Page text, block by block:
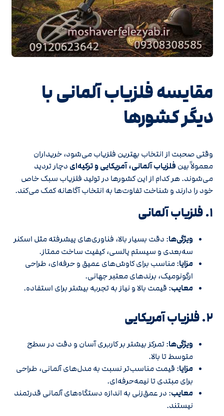
مقایسه فلزیاب آلمانی با
دیگر کشورها
وقتی صحبت از انتخاب بهترین فلزیاب می‌شود، خریداران
معمولاً بین فلزیاب آلمانی، آمریکایی و ترکیه‌ای دچار تردید
می‌شوند. هر کدام از این کشورها در تولید فلزیاب سبک خاص
خود را دارند و شناخت تفاوت‌ها به انتخاب آگاهانه کمک می‌کند.
۱. فلزیاب آلمانی
ویژگی‌ها: دقت بسیار بالا، فناوری‌های پیشرفته مثل اسکنر
سه‌بعدی و سیستم پالسی، کیفیت ساخت ممتاز.
مزایا: مناسب برای کاوش‌های عمیق و حرفه‌ای، طراحی
ارگونومیک، برندهای معتبر جهانی.
معایب: قیمت بالا و نیاز به تجربه بیشتر برای استفاده.
۲. فلزیاب آمریکایی
ویژگی‌ها: تمرکز بیشتر بر کاربری آسان و دقت در سطح
متوسط تا بالا.
مزایا: قیمت مناسب‌تر نسبت به مدل‌های آلمانی، طراحی
برای مبتدی تا نیمه‌حرفه‌ای.
معایب: در عمق‌زنی به اندازه دستگاه‌های آلمانی قدرتمند
نیستند.